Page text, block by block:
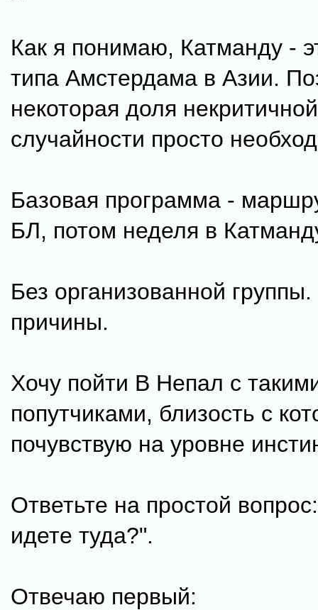
Как я понимаю, Катманду -
типа Амстердама в Азии.
некоторая доля некритичной
случайности просто
Базовая программа -
БЛ, потом неделя в
Без организованной
причины.
Хочу пойти В Непал с
попутчиками, близость с
почувствую на уровне
Ответьте на простой
идете туда?".
Отвечаю первый: